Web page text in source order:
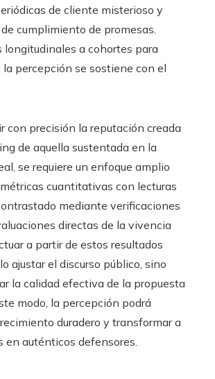
de cliente misterioso y
cumplimiento de promesas.
longitudinales a cohortes para
la percepción se sostiene con el
con precisión la reputación creada
de aquella sustentada en la
se requiere un enfoque amplio
cuantitativas con lecturas
mediante verificaciones
directas de la vivencia
a partir de estos resultados
ajustar el discurso público, sino
la calidad efectiva de la propuesta
modo, la percepción podrá
duradero y transformar a
en auténticos defensores.